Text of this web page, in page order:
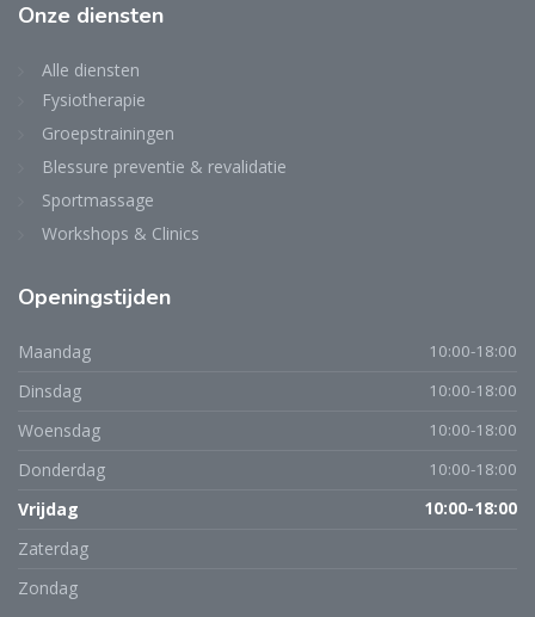
Onze diensten
Alle diensten
Fysiotherapie
Groepstrainingen
Blessure preventie & revalidatie
Sportmassage
Workshops & Clinics
Openingstijden
Maandag 10:00-18:00
Dinsdag 10:00-18:00
Woensdag 10:00-18:00
Donderdag 10:00-18:00
Vrijdag 10:00-18:00
Zaterdag
Zondag